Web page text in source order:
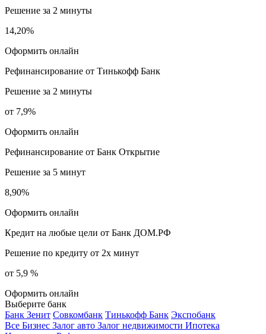
Решение за 2 минуты
14,20%
Оформить онлайн
Рефинансирование от Тинькофф Банк
Решение за 2 минуты
от 7,9%
Оформить онлайн
Рефинансирование от Банк Открытие
Решение за 5 минут
8,90%
Оформить онлайн
Кредит на любые цели от Банк ДОМ.РФ
Решение по кредиту от 2х минут
от 5,9 %
Оформить онлайн
Выберите банк
Банк Зенит Совкомбанк Тинькофф Банк Экспобанк
Все Бизнес Залог авто Залог недвижимости Ипотека